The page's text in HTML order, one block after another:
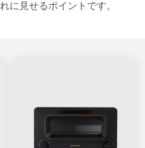
に見せるポイントです。